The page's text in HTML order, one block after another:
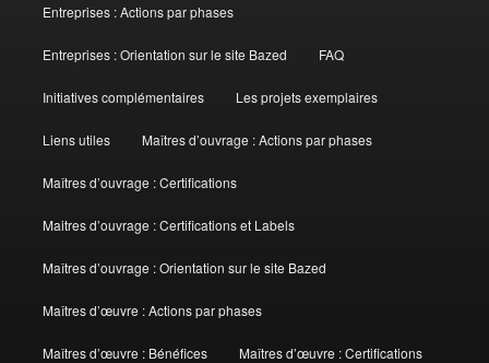
Entreprises : Actions par phases
Entreprises : Orientation sur le site Bazed FAQ
Initiatives complémentaires Les projets exemplaires
Liens utiles Maîtres d’ouvrage : Actions par phases
Maîtres d’ouvrage : Certifications
Maitres d’ouvrage : Certifications et Labels
Maîtres d’ouvrage : Orientation sur le site Bazed
Maîtres d’œuvre : Actions par phases
Maîtres d’œuvre : Bénéfices Maîtres d’œuvre : Certifications